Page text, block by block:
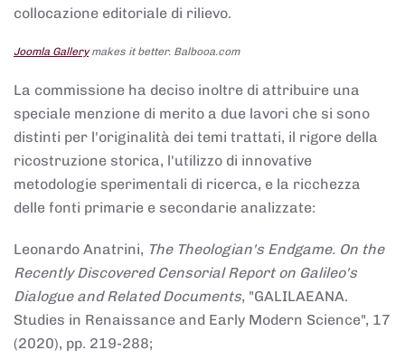
collocazione editoriale di rilievo.
Joomla Gallerymakes it better. Balbooa.com
La commissione ha deciso inoltre di attribuire una
speciale menzione di merito a due lavori che si sono
distinti per l'originalità dei temi trattati, il rigore della
ricostruzione storica, l'utilizzo di innovative
metodologie sperimentali di ricerca, e la ricchezza
delle fonti primarie e secondarie analizzate:
Leonardo Anatrini, The Theologian's Endgame. On the
Recently Discovered Censorial Report on Galileo's
Dialogue and Related Documents, "GALILAEANA.
Studies in Renaissance and Early Modern Science", 17
(2020), pp. 219-288;